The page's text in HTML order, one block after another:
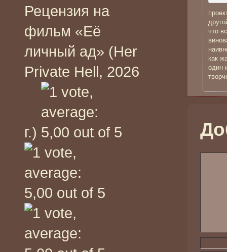
Рецензия на
фильм «Её
личный ад» (Her
Private Hell, 2026
г.)
что
как
один